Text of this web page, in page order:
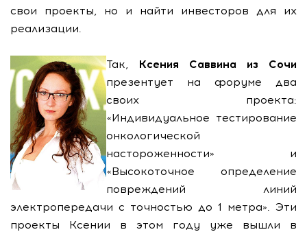
свои проекты, но и найти инвесторов для их
реализации.
Так,
Ксения Саввина из Сочи
презентует на форуме два
своих проекта:
«Индивидуальное тестирование
онкологической
настороженности» и
«Высокоточное определение
повреждений линий
электропередачи с точностью до 1 метра». Эти
проекты Ксении в этом году уже вышли в